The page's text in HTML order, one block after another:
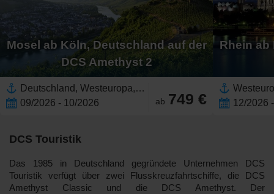
Mosel ab Köln, Deutschland auf der
DCS Amethyst 2
Deutschland, Westeuropa,Europäischer Fluss,Europa,Mosel,Rhein
09/2026 - 10/2026
ab 749 €
Rhein ab
12/2026
DCS Touristik
Das 1985 in Deutschland gegründete Unternehmen DCS
Touristik verfügt über zwei Flusskreuzfahrtschiffe, die DCS
Amethyst Classic und die DCS Amethyst. Der